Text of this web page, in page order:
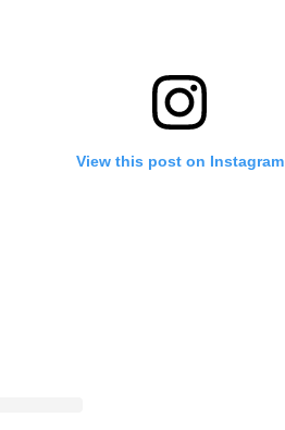
View this post on Instagram